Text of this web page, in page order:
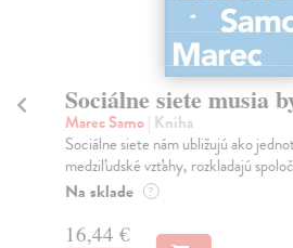
Sociálne siete musia
Marec Samo| Kniha
Sociálne siete nám ubližujú ako
medziľudské vzťahy, rozkladajú
Na sklade ?
16,44 €